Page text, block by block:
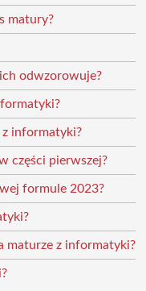
matury?
odwzorowuje?
z informatyki?
części pierwszej?
formule 2023?
maturze z informatyki?